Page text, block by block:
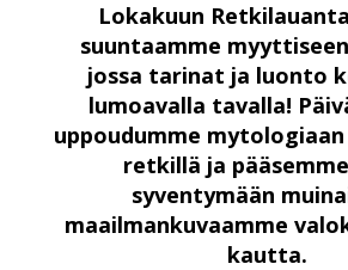
Lokakuun
suuntaamme
jossa tarinat ja luonto
lumoavalla tavalla!
uppoudumme
retkillä ja
syventymään
maailmankuvaamme
kautta.